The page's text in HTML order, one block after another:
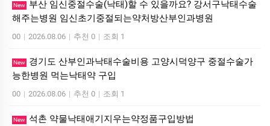
New
부산 임신중절수술(낙태)할 수 있을까요? 강서구낙태수술
해주는병원 임신초기중절되는약처방산부인과병원
00 | 2026.08.06 | 추천 0 | 조회 1
New
경기도 산부인과낙태수술비용 고양시덕양구 중절수술가
능한병원 먹는낙­태약 구입
00 | 2026.08.06 | 추천 0 | 조회 1
New 석촌 약물낙태애기지우는약정품구입방법